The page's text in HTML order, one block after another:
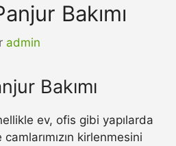
Bakımı
admin
Bakımı
ev, ofis gibi yapılarda
kirlenmesini